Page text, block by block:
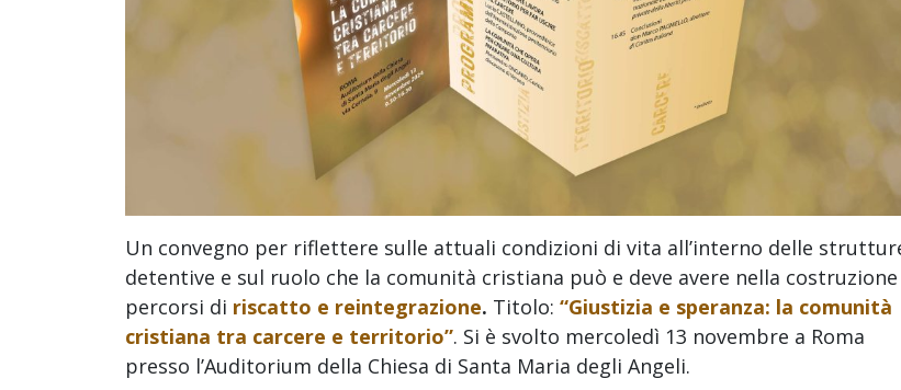
Un convegno per riflettere sulle attuali condizioni di vita all’interno delle
detentive e sul ruolo che la comunità cristiana può e deve avere nella
percorsi di riscatto e reintegrazione. Titolo: “Giustizia e speranza: la comunità
cristiana tra carcere e territorio”. Si è svolto mercoledì 13 novembre a Roma
presso l’Auditorium della Chiesa di Santa Maria degli Angeli.